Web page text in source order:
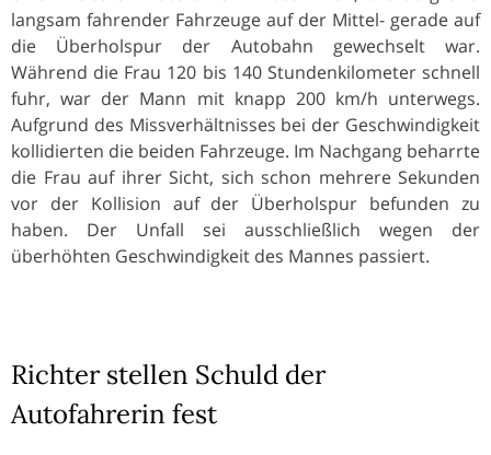
langsam fahrender Fahrzeuge auf der Mittel- gerade auf
die Überholspur der Autobahn gewechselt war.
Während die Frau 120 bis 140 Stundenkilometer schnell
fuhr, war der Mann mit knapp 200 km/h unterwegs.
Aufgrund des Missverhältnisses bei der Geschwindigkeit
kollidierten die beiden Fahrzeuge. Im Nachgang beharrte
die Frau auf ihrer Sicht, sich schon mehrere Sekunden
vor der Kollision auf der Überholspur befunden zu
haben. Der Unfall sei ausschließlich wegen der
überhöhten Geschwindigkeit des Mannes passiert.
Richter stellen Schuld der
Autofahrerin fest